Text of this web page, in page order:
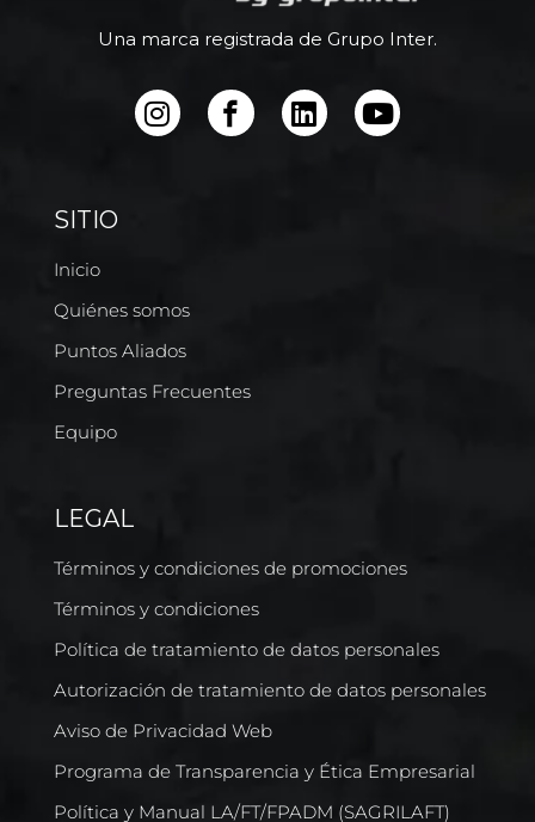
Una marca registrada de Grupo Inter.
SITIO
Inicio
Quiénes somos
Puntos Aliados
Preguntas Frecuentes
Equipo
LEGAL
Términos y condiciones de promociones
Términos y condiciones
Política de tratamiento de datos personales
Autorización de tratamiento de datos personales
Aviso de Privacidad Web
Programa de Transparencia y Ética Empresarial
Política y Manual LA/FT/FPADM (SAGRILAFT)